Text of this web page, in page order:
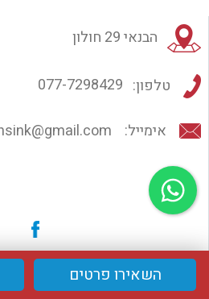
השאירו פרטים
הבנאי 29 חולון
טלפון: 077-7298429
אימייל: